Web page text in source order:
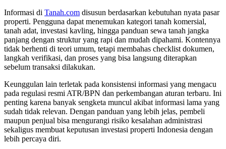
Informasi di Tanah.com disusun berdasarkan kebutuhan nyata pasar
properti. Pengguna dapat menemukan kategori tanah komersial,
tanah adat, investasi kavling, hingga panduan sewa tanah jangka
panjang dengan struktur yang rapi dan mudah dipahami. Kontennya
tidak berhenti di teori umum, tetapi membahas checklist dokumen,
langkah verifikasi, dan proses yang bisa langsung diterapkan
sebelum transaksi dilakukan.
Keunggulan lain terletak pada konsistensi informasi yang mengacu
pada regulasi resmi ATR/BPN dan perkembangan aturan terbaru. Ini
penting karena banyak sengketa muncul akibat informasi lama yang
sudah tidak relevan. Dengan panduan yang lebih jelas, pembeli
maupun penjual bisa mengurangi risiko kesalahan administrasi
sekaligus membuat keputusan investasi properti Indonesia dengan
lebih percaya diri.